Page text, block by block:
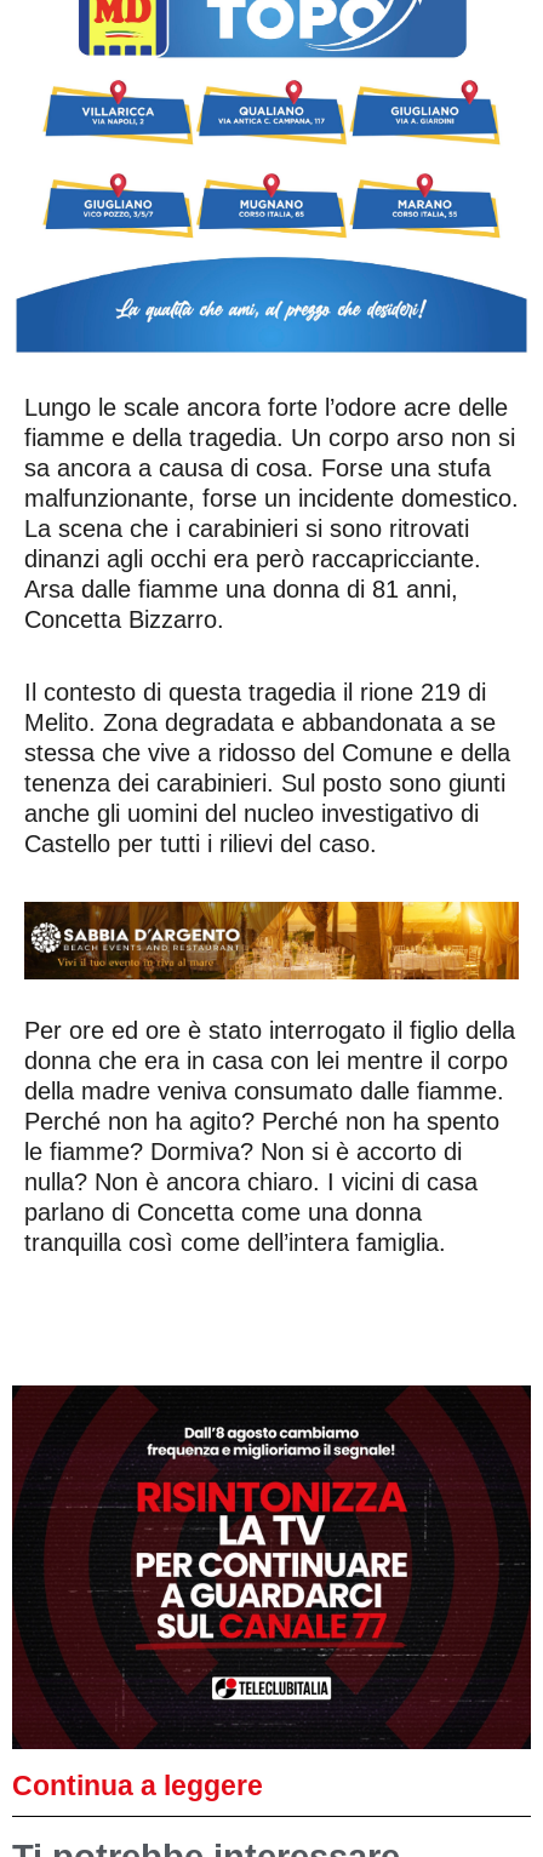
Lungo le scale ancora forte l’odore acre delle
fiamme e della tragedia. Un corpo arso non si
sa ancora a causa di cosa. Forse una stufa
malfunzionante, forse un incidente domestico.
La scena che i carabinieri si sono ritrovati
dinanzi agli occhi era però raccapricciante.
Arsa dalle fiamme una donna di 81 anni,
Concetta Bizzarro.
Il contesto di questa tragedia il rione 219 di
Melito. Zona degradata e abbandonata a se
stessa che vive a ridosso del Comune e della
tenenza dei carabinieri. Sul posto sono giunti
anche gli uomini del nucleo investigativo di
Castello per tutti i rilievi del caso.
Per ore ed ore è stato interrogato il figlio della
donna che era in casa con lei mentre il corpo
della madre veniva consumato dalle fiamme.
Perché non ha agito? Perché non ha spento
le fiamme? Dormiva? Non si è accorto di
nulla? Non è ancora chiaro. I vicini di casa
parlano di Concetta come una donna
tranquilla così come dell’intera famiglia.
Continua a leggere